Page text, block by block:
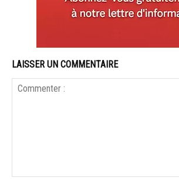
LAISSER UN COMMENTAIRE